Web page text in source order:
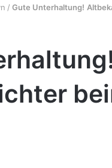
/ Gute Unterhaltung!